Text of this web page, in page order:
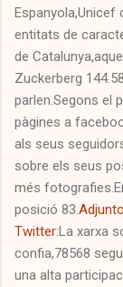
entitats de
de
Zuckerberg
parlen.Segons el
pàgines a
als seus
sobre els seus
més
posició 83.
Twitter:La xarxa
confia,78568
una alta